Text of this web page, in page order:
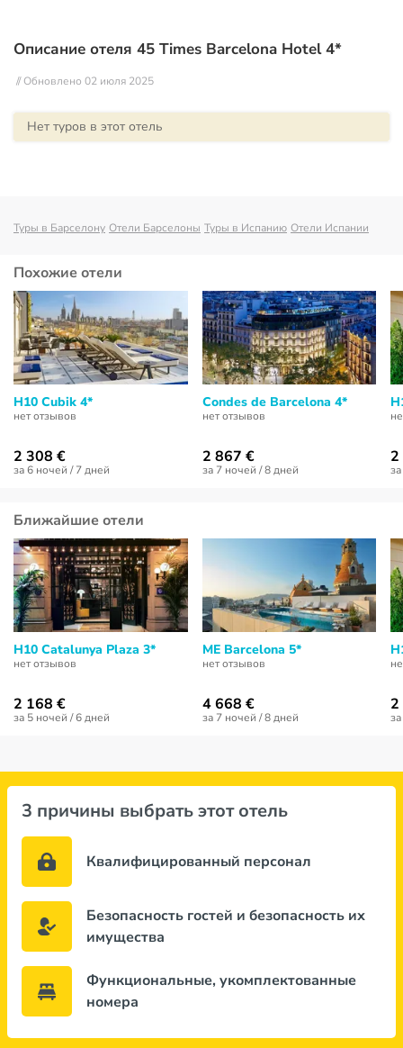
Описание отеля 45 Times Barcelona Hotel 4*
// Обновлено 02 июля 2025
Нет туров в этот отель
Туры в Барселону Отели Барселоны Туры в Испанию Отели Испании
Похожие отели
H10 Cubik 4*
нет отзывов
2 308 €
за 6 ночей / 7 дней
Condes de Barcelona 4*
нет отзывов
2 867 €
за 7 ночей / 8 дней
Ближайшие отели
H10 Catalunya Plaza 3*
нет отзывов
2 168 €
за 5 ночей / 6 дней
ME Barcelona 5*
нет отзывов
4 668 €
за 7 ночей / 8 дней
3 причины выбрать этот отель
Квалифицированный персонал
Безопасность гостей и безопасность их
имущества
Функциональные, укомплектованные
номера